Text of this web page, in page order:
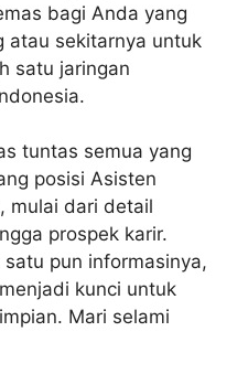
bagi Anda yang
atau sekitarnya untuk
satu jaringan
tuntas semua yang
posisi Asisten
mulai dari detail
prospek karir.
pun informasinya,
kunci untuk
Mari selami